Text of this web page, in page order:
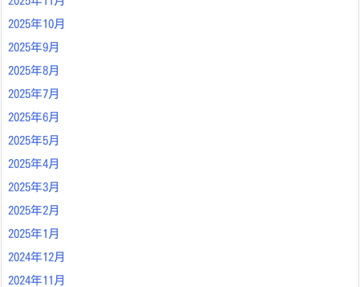
2025年10月
2025年9月
2025年8月
2025年7月
2025年6月
2025年5月
2025年4月
2025年3月
2025年2月
2025年1月
2024年12月
2024年11月